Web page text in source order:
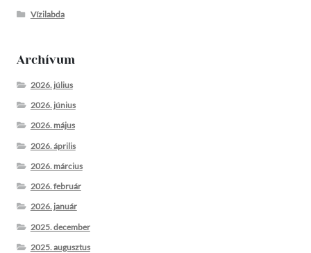
Vízilabda
Archívum
2026. július
2026. június
2026. május
2026. április
2026. március
2026. február
2026. január
2025. december
2025. augusztus